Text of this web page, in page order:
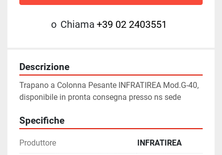
o Chiama +39 02 2403551
Descrizione
Trapano a Colonna Pesante INFRATIREA Mod.G-40,
disponibile in pronta consegna presso ns sede
Specifiche
Produttore INFRATIREA